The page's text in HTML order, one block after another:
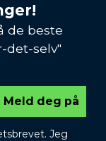
de beste
det-selv"
Meld deg på
Jeg